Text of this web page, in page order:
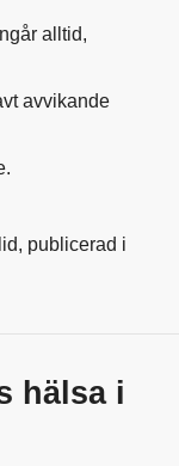
alltid,
avvikande
publicerad i
hälsa i